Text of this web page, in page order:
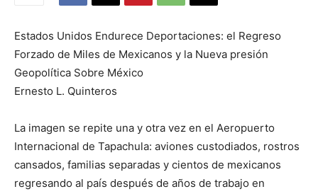
Estados Unidos Endurece Deportaciones: el Regreso
Forzado de Miles de Mexicanos y la Nueva presión
Geopolítica Sobre México
Ernesto L. Quinteros
La imagen se repite una y otra vez en el Aeropuerto
Internacional de Tapachula: aviones custodiados, rostros
cansados, familias separadas y cientos de mexicanos
regresando al país después de años de trabajo en